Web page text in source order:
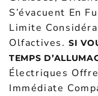
S’évacuent En
Limite
Olfactives.SI
TEMPS
Électriques
Immédiate